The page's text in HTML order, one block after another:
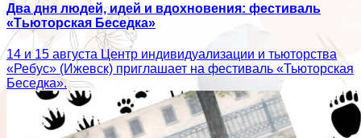
Два дня людей, идей и вдохновения: фестиваль
«Тьюторская Беседка»
14 и 15 августа Центр индивидуализации и тьюторства
«Ребус» (Ижевск) приглашает на фестиваль «Тьюторская
Беседка».